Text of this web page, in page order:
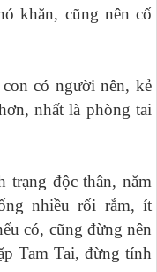
khăn, cũng nên cố
có người nên, kẻ
nhất là phòng tai
độc thân, năm
nhiều rối rắm, ít
có, cũng đừng nên
Tam Tai, đừng tính